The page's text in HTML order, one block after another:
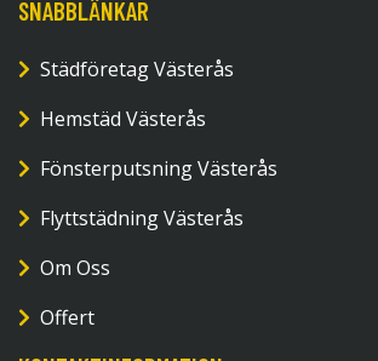
SNABBLÄNKAR
Städföretag Västerås
Hemstäd Västerås
Fönsterputsning Västerås
Flyttstädning Västerås
Om Oss
Offert